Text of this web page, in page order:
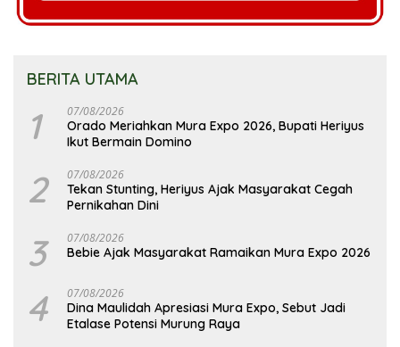
BERITA UTAMA
1 07/08/2026
Orado Meriahkan Mura Expo 2026, Bupati Heriyus
Ikut Bermain Domino
2 07/08/2026
Tekan Stunting, Heriyus Ajak Masyarakat Cegah
Pernikahan Dini
3 07/08/2026
Bebie Ajak Masyarakat Ramaikan Mura Expo 2026
4 07/08/2026
Dina Maulidah Apresiasi Mura Expo, Sebut Jadi
Etalase Potensi Murung Raya